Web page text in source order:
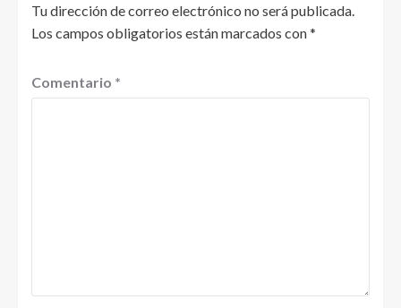
Tu dirección de correo electrónico no será publicada.
Los campos obligatorios están marcados con*
Comentario *